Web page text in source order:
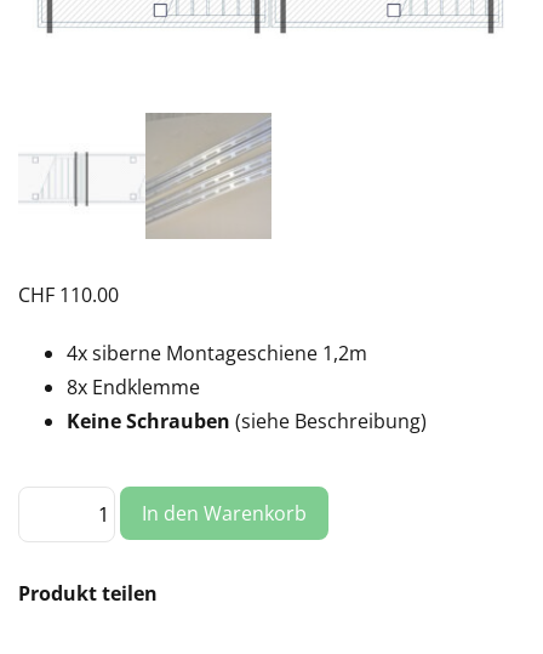
CHF 110.00
4x siberne Montageschiene 1,2m
8x Endklemme
Keine Schrauben (siehe Beschreibung)
Montageset:
2
(CN)
In den Warenkorb
Produkt teilen